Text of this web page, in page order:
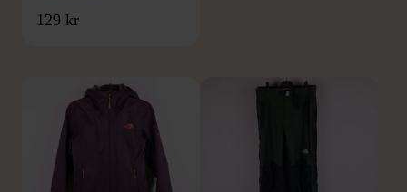
129 kr
FRÅN SAMMA VARUMÄRKE